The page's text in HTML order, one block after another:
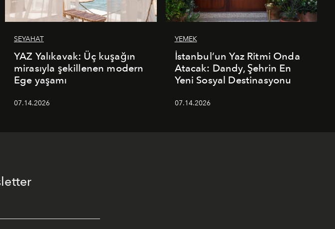
SEYAHAT
YAZ Yalıkavak: Üç kuşağın
mirasıyla şekillenen modern
Ege yaşamı
07.14.2026
YEMEK
İstanbul’un Yaz Ritmi Onda
Atacak: Dandy, Şehrin En
Yeni Sosyal Destinasyonu
07.14.2026